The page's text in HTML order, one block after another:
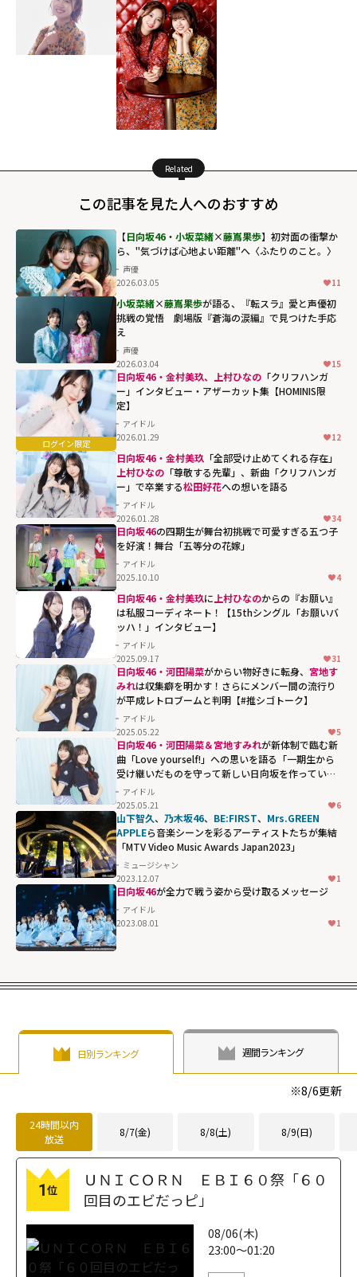
Related
この記事を見た人へのおすすめ
【日向坂46 ・ 小坂菜緒×藤嶌果歩】初対面の衝撃か
ら、"気づけば心地よい距離"へ〈ふたりのこと。〉
声優
2026.03.05
11
小坂菜緒×藤嶌果歩が語る、『転スラ』愛と声優初
挑戦の覚悟 劇場版『蒼海の涙編』で見つけた手応
え
声優
2026.03.04
15
日向坂46・金村美玖、上村ひなの 「クリフハンガ
ー」インタビュー・アザーカット集【HOMINIS限
定】
アイドル
2026.01.29
12
日向坂46・金村美玖 「全部受け止めてくれる存在」
上村ひなの 「尊敬する先輩」、新曲「クリフハンガ
ー」で卒業する松田好花への想いを語る
アイドル
2026.01.28
34
日向坂46の四期生が舞台初挑戦で可愛すぎる五つ子
を好演！舞台「五等分の花嫁」
アイドル
2025.10.10
4
日向坂46・金村美玖に 上村ひなのからの『お願い』
は私服コーディネート！【15thシングル「お願いバ
ッハ！」インタビュー】
アイドル
2025.09.17
31
日向坂46・河田陽菜がからい物好きに転身、 宮地す
みれは収集癖を明かす！さらにメンバー間の流行り
が平成レトロブームと判明【#推シゴトーク】
アイドル
2025.05.22
5
日向坂46・河田陽菜＆宮地すみれが新体制で臨む新
曲「Love yourself!」への思いを語る「一期生から
受け継いだものを守って新しい日向坂を作っていき
たい」
アイドル
2025.05.21
6
山下智久、 乃木坂46、 BE:FIRST、 Mrs.GREEN
APPLEら音楽シーンを彩るアーティストたちが集結
「MTV Video Music Awards Japan2023」
ミュージシャン
2023.12.07
1
日向坂46が全力で戦う姿から受け取るメッセージ
アイドル
2023.08.01
1
日別ランキング 週間ランキング
※8/6更新
24時間以内
放送
8/7(金) 8/8(土) 8/9(日)
1位
ＵＮＩＣＯＲＮ ＥＢＩ６０祭「６０
回目のエビだっピ」
08/06(木)
23:00～01:20